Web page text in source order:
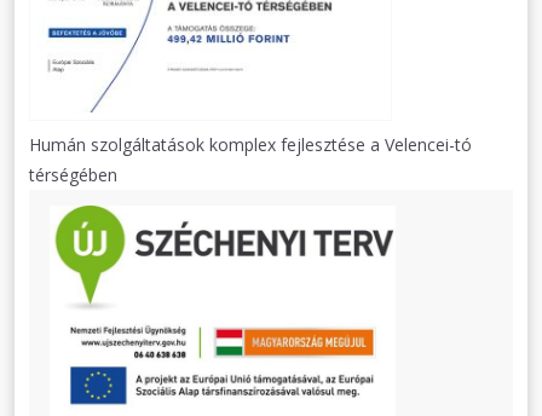
Humán szolgáltatások komplex fejlesztése a Velencei-tó
térségében